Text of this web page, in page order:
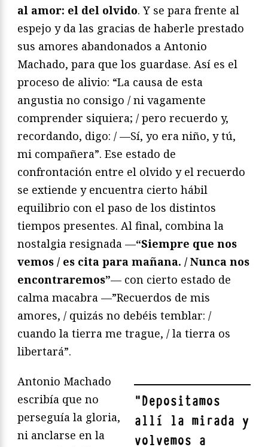
al amor: el del olvido. Y se para frente al
espejo y da las gracias de haberle prestado
sus amores abandonados a Antonio
Machado, para que los guardase. Así es el
proceso de alivio: “La causa de esta
angustia no consigo / ni vagamente
comprender siquiera; / pero recuerdo y,
recordando, digo: / —Sí, yo era niño, y tú,
mi compañera”. Ese estado de
confrontación entre el olvido y el recuerdo
se extiende y encuentra cierto hábil
equilibrio con el paso de los distintos
tiempos presentes. Al final, combina la
nostalgia resignada —“Siempre que nos
vemos / es cita para mañana. / Nunca nos
encontraremos”— con cierto estado de
calma macabra —”Recuerdos de mis
amores, / quizás no debéis temblar: /
cuando la tierra me trague, / la tierra os
libertará”.
"Depositamos
allí la mirada y
volvemos a
Antonio Machado
escribía que no
perseguía la gloria,
ni anclarse en la